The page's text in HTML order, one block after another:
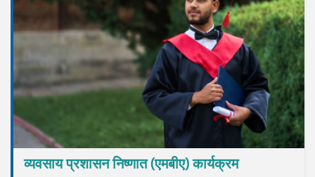
व्यवसाय प्रशासन निष्णात (एमबीए) कार्यक्रम